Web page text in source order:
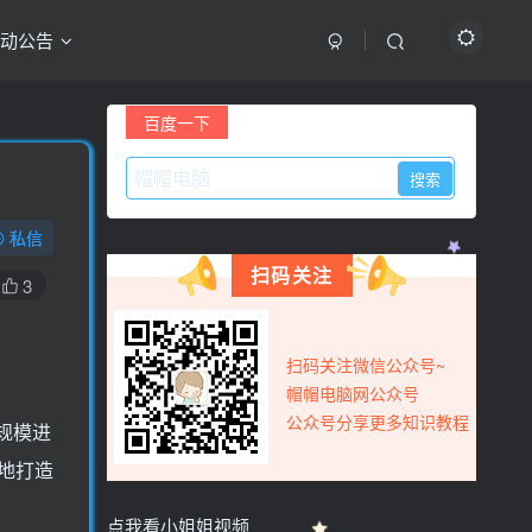
公告
私信
3
模进
打造
最新评论
用户17326585
怎么一直提示更新
0
看看隐藏内容
yjmfwxf 7天前
666666666666666666666666
yjmfwxf 8天前
如何下载
用户15815492
获取一下资源
百度一下
扫码关注
扫码关注微信公众号~
帽帽电脑网公众号
公众号分享更多知识教程
点我看小姐姐视频